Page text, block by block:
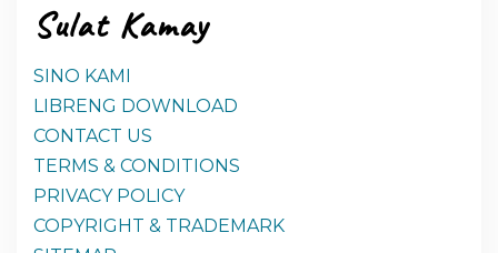
Sulat Kamay
SINO KAMI
LIBRENG DOWNLOAD
CONTACT US
TERMS & CONDITIONS
PRIVACY POLICY
COPYRIGHT & TRADEMARK